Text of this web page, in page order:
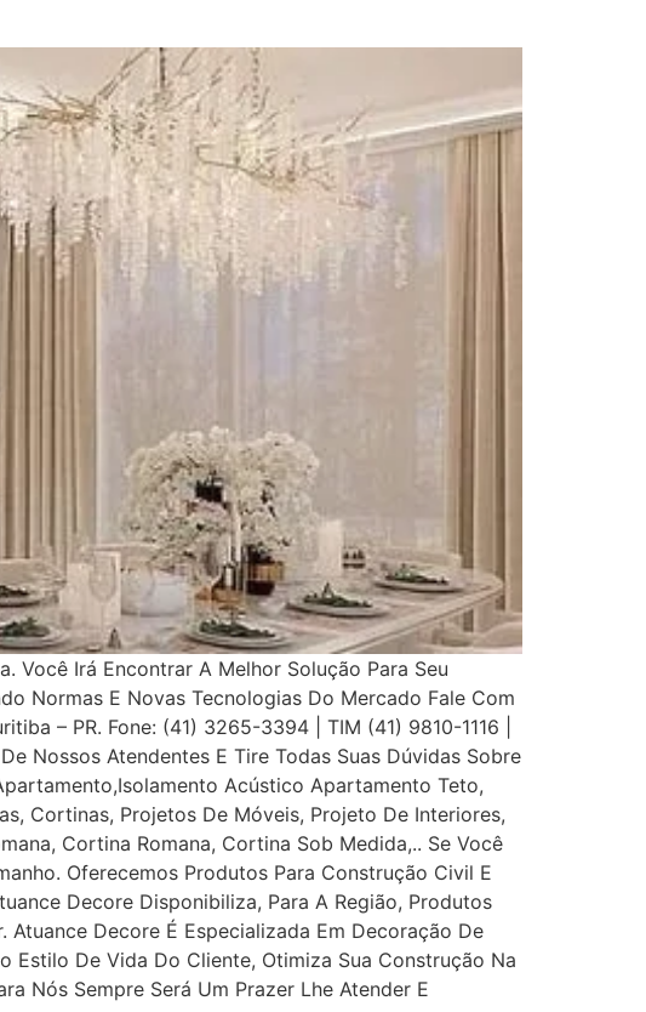
Você Irá Encontrar A Melhor Solução Para Seu
Normas E Novas Tecnologias Do Mercado Fale Com
– PR. Fone: (41) 3265-3394 | TIM (41) 9810-1116 |
Nossos Atendentes E Tire Todas Suas Dúvidas Sobre
Acústico Apartamento Teto,
Cortinas, Projetos De Móveis, Projeto De Interiores,
Cortina Romana, Cortina Sob Medida,.. Se Você
Oferecemos Produtos Para Construção Civil E
Decore Disponibiliza, Para A Região, Produtos
Decore É Especializada Em Decoração De
Estilo De Vida Do Cliente, Otimiza Sua Construção Na
Nós Sempre Será Um Prazer Lhe Atender E